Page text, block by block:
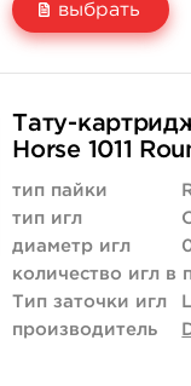
выбрать
1 700 руб.
купить
Тату-
Horse 1011
тип пайки
тип игл
диаметр игл
количество игл в
Тип заточки игл
производитель